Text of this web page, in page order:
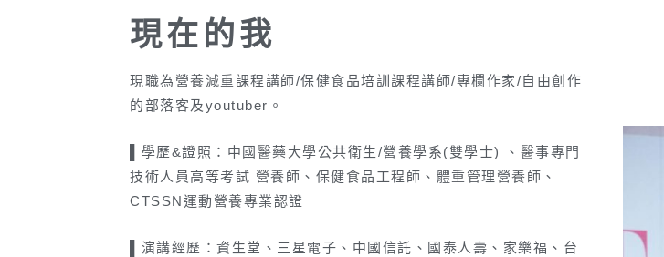
現在的我
現職為營養減重課程講師/保健食品培訓課程講師/專欄作家/自由創作
的部落客及youtuber。
▌學歷&證照：中國醫藥大學公共衛生/營養學系(雙學士) 、醫事專門
技術人員高等考試 營養師、保健食品工程師、體重管理營養師、
CTSSN運動營養專業認證
▌演講經歷：資生堂、三星電子、中國信託、國泰人壽、家樂福、台